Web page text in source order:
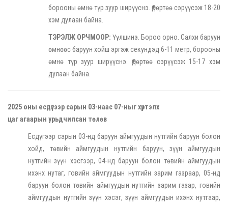
борооны өмнө түр зуур ширүүснэ. Өдөртөө сэрүүсэж 18-20
хэм дулаан байна.
ТЭРЭЛЖ ОРЧМООР: Үүлшинэ. Бороо орно. Салхи баруун
өмнөөс баруун хойш эргэж секундэд 6-11 метр, борооны
өмнө түр зуур ширүүснэ. Өдөртөө сэрүүсэж 15-17 хэм
дулаан байна.
2025 оны есдүгээр сарын 03-наас 07-ныг хүртэлх
цаг агаарын урьдчилсан төлөв
Есдүгээр сарын 03-нд баруун аймгуудын нутгийн баруун болон
хойд, төвийн аймгуудын нутгийн баруун, зүүн аймгуудын
нутгийн зүүн хэсгээр, 04-нд баруун болон төвийн аймгуудын
ихэнх нутаг, говийн аймгуудын нутгийн зарим газраар, 05-нд
баруун болон төвийн аймгуудын нутгийн зарим газар, говийн
аймгуудын нутгийн зүүн хэсэг, зүүн аймгуудын ихэнх нутгаар,